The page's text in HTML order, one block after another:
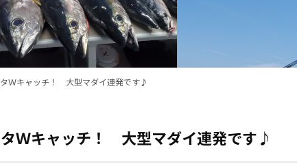
Ｗキャッチ！ 大型マダイ連発です♪
Ｗキャッチ！ 大型マダイ連発です♪